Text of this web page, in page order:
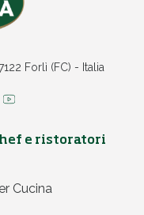
Forlì (FC) - Italia
e ristoratori
Cucina